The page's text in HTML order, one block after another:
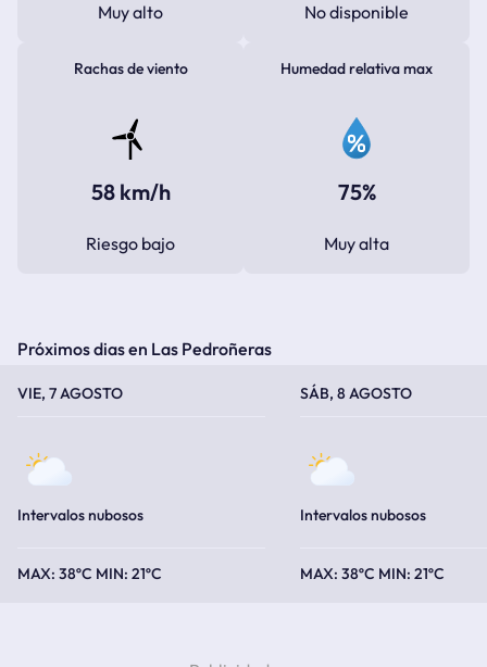
Muy alto No disponible
Rachas de viento
58 km/h
Riesgo bajo
Humedad relativa max
75%
Muy alta
Próximos dias en Las Pedroñeras
VIE, 7 AGOSTO
Intervalos nubosos
38ºC 21ºC
SÁB, 8 AGOSTO
Intervalos nubosos
38ºC 21ºC